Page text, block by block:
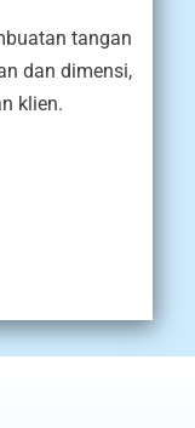
tangan
dan dimensi,
klien.